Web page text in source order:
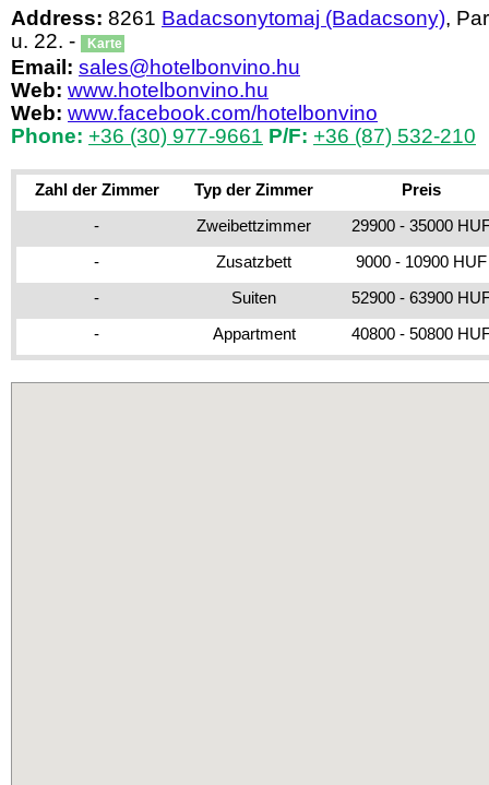
Address: 8261 Badacsonytomaj (Badacsony),
u. 22. -
Karte
Email: sales@hotelbonvino.hu
Web: www.hotelbonvino.hu
Web: www.facebook.com/hotelbonvino
Phone: +36 (30) 977-9661 P/F: +36 (87) 532-210
Zahl der Zimmer Typ der Zimmer Preis
- Zweibettzimmer 29900 - 35000
- Zusatzbett 9000 - 10900 HUF
- Suiten 52900 - 63900
- Appartment 40800 - 50800